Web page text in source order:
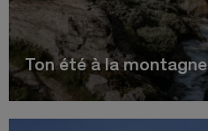
Ton été à la montagne